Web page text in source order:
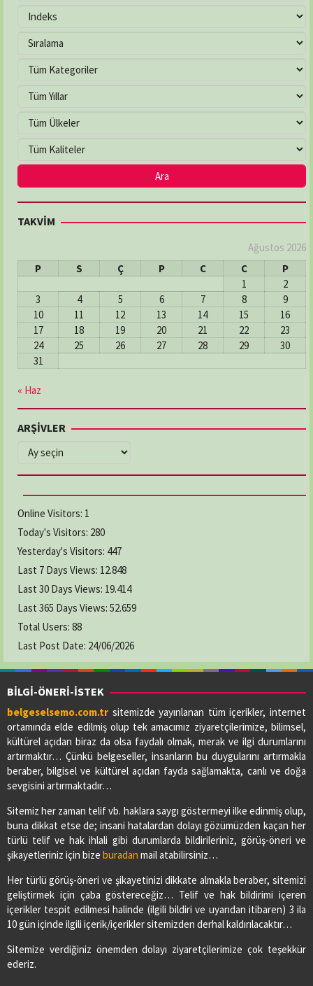
TAKVİM
Ağustos 2026
P
S Ç P C C
P
1
2
3
4 5 6 7 8
9
10
11 12 13 14 15
16
17
18 19 20 21 22
23
24
25 26 27 28 29
30
31
« Haz
ARŞİVLER
ARŞİVLER
Online Visitors: 1
Today's Visitors: 280
Yesterday's Visitors: 447
Last 7 Days Views: 12.848
Last 30 Days Views: 19.414
Last 365 Days Views: 52.659
Total Users: 88
Last Post Date: 24/06/2026
BİLGİ-ÖNERİ-İSTEK
belgeselsemo.com.tr sitemizde yayınlanan tüm içerikler, internet
ortamında elde edilmiş olup tek amacımız ziyaretçilerimize, bilimsel,
kültürel açıdan biraz da olsa faydalı olmak, merak ve ilgi durumlarını
artırmaktır… Çünkü belgeseller, insanların bu duygularını artırmakla
beraber, bilgisel ve kültürel açıdan fayda sağlamakta, canlı ve doğa
sevgisini artırmaktadır…
Sitemiz her zaman telif vb. haklara saygı göstermeyi ilke edinmiş olup,
buna dikkat etse de; insani hatalardan dolayı gözümüzden kaçan her
türlü telif ve hak ihlali gibi durumlarda bildirileriniz, görüş-öneri ve
şikayetleriniz için bize buradan mail atabilirsiniz…
Her türlü görüş-öneri ve şikayetinizi dikkate almakla beraber, sitemizi
geliştirmek için çaba göstereceğiz… Telif ve hak bildirimi içeren
içerikler tespit edilmesi halinde (ilgili bildiri ve uyarıdan itibaren) 3 ila
10 gün içinde ilgili içerik/içerikler sitemizden derhal kaldırılacaktır…
Sitemize verdiğiniz önemden dolayı ziyaretçilerimize çok teşekkür
ederiz.